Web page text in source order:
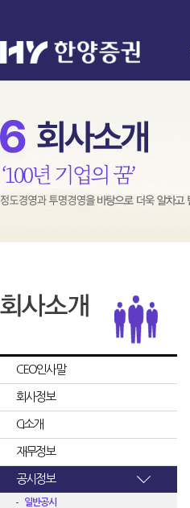
CEO인사말
회사정보
CI소개
재무정보
공시정보
일반공시